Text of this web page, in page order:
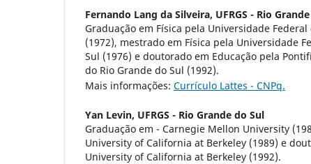
Fernando Lang da Silveira, UFRGS - Rio
Graduação em Física pela Universidade
(1972), mestrado em Física pela Universidade
Sul (1976) e doutorado em Educação pela
do Rio Grande do Sul (1992).
Mais informações: Currículo Lattes - CNPq.
Yan Levin, UFRGS - Rio Grande do Sul
Graduação em - Carnegie Mellon University
University of California at Berkeley (1989) e
University of California at Berkeley (1992).